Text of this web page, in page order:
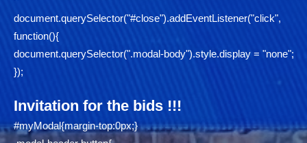
document.querySelector("#close").addEventListener("click",
function(){
document.querySelector(".modal-body").style.display = "none";
});
Invitation for the bids !!!
#myModal{margin-top:0px;}